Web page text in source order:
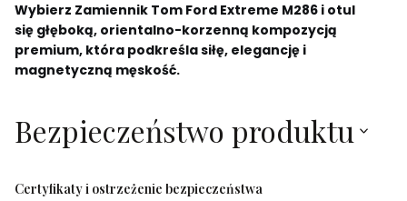
Wybierz Zamiennik Tom Ford Extreme M286 i otul
się głęboką, orientalno-korzenną kompozycją
premium, która podkreśla siłę, elegancję i
magnetyczną męskość.
Bezpieczeństwo produktu
Certyfikaty i ostrzeżenie bezpieczeństwa